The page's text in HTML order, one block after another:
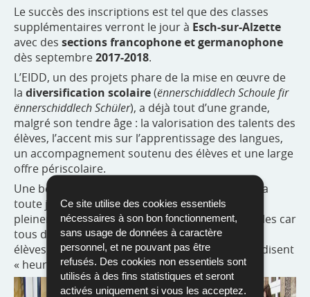
Ce site utilise des cookies essentiels
nécessaires à son bon fonctionnement,
sans usage de données à caractère
personnel, et ne pouvant pas être
refusés. Des cookies non essentiels sont
utilisés à des fins statistiques et seront
activés uniquement si vous les acceptez.
Le succès des inscriptions est tel que des classes
supplémentaires verront le jour à Esch-sur-Alzette
avec des sections francophone et germanophone
dès septembre2017-2018.
L’EIDD, un des projets phare de la mise en œuvre de
la diversification scolaire(ënnerschiddlech Schoule fir
ënnerschiddlech Schüler), a déjà tout d’une grande,
malgré son tendre âge : la valorisation des talents des
élèves, l’accent mis sur l’apprentissage des langues,
un accompagnement soutenu des élèves et une large
offre périscolaire.
Une belle réussite pour cette école innovante ; la
toute jeune communauté scolaire participe
pleinement au projet et met les bouchées doubles car
tous doivent mettre la main à la pâte : direction,
élèves, parents et enseignants, qui d’ailleurs se disent
« heureux » d’y participer !